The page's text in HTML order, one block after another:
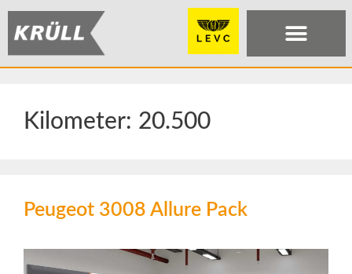
Kilometer: 20.500
Peugeot 3008 Allure Pack